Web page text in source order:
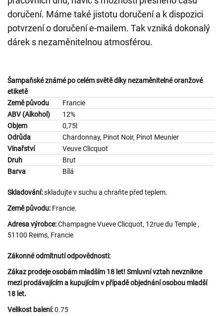
doručení. Máme také jistotu doručení a k dispozici
potvrzení o doručení e-mailem. Tak vzniká dokonalý
dárek s nezaměnitelnou atmosférou.
Šampaňské známé po celém světě díky nezaměnitelné oranžové
etiketě
Země původu
Francie
ABV (Alkohol)
12%
Objem
0,75l
Odrůda
Chardonnay, Pinot Noir, Pinot Meunier
Vinařství
Veuve Clicquot
Druh
Brut
Barva
Bílá
Skladování:skladujte v suchu a chraňte před teplem.
Země původu: Francie.
Adresa výrobce:Champagne Vueve Clicquot, 12rue du Temple ,
51100 Reims, Francie
Zákonné odmítnutí odpovědnosti:
Zákaz prodeje osobám mladším 18 let! Smluvní vztah nevznikne
mezi prodávajícím a kupujícím v případě objednání osobou mladší
18 let.
Velikost balení:0.75